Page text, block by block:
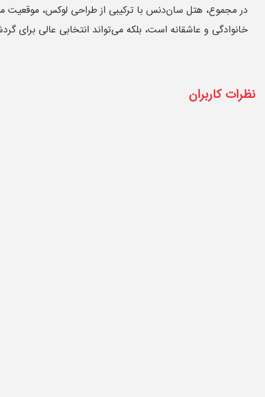
در مجموع، هتل سان‌دنس با ترکیبی از طراحی لوکس، موقعیت
خانوادگی و عاشقانه است، بلکه می‌تواند انتخابی عالی
نظرات کاربران